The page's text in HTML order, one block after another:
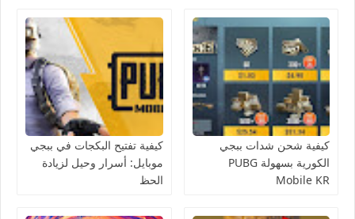
كيفية شحن شدات ببجي
الكورية بسهولة PUBG
Mobile KR
كيفية تفتيح البكجات في ببجي
موبايل: أسرار وحيل لزيادة
الحظ